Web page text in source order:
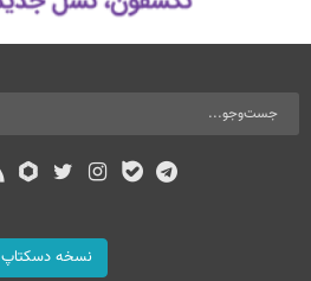
نسخه دسکتاپ